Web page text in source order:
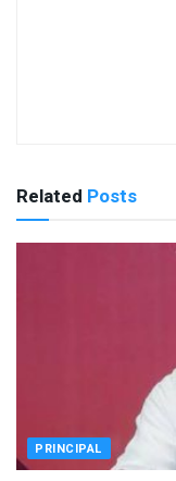
Related Posts
PRINCIPAL